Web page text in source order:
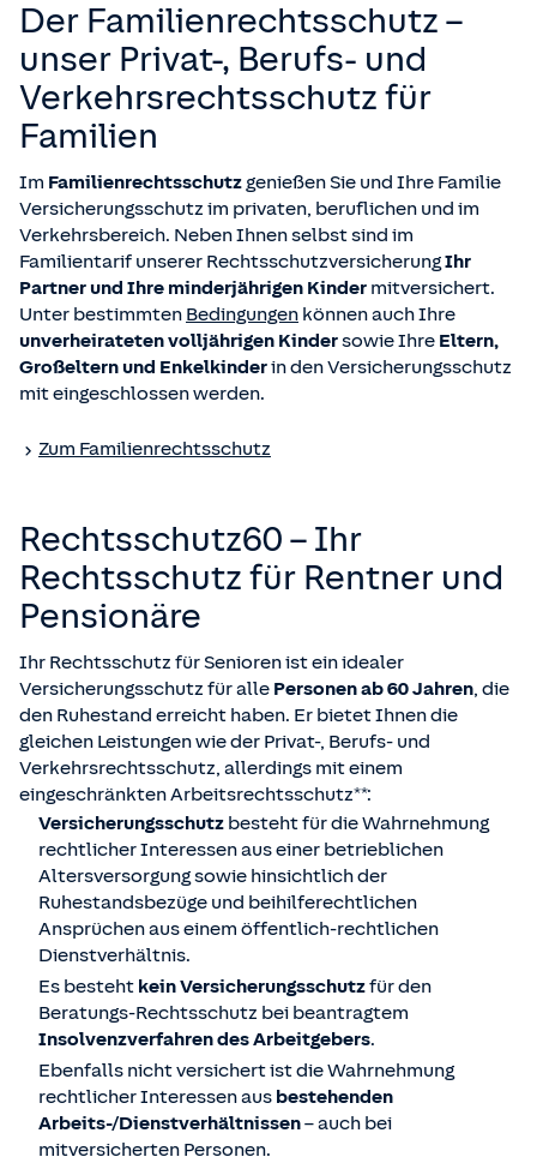
Der Familienrechtsschutz –
unser Privat-, Berufs- und
Verkehrsrechtsschutz für
Familien
Im Familienrechtsschutz genießen Sie und Ihre Familie
Versicherungsschutz im privaten, beruflichen und im
Verkehrsbereich. Neben Ihnen selbst sind im
Familientarif unserer RechtsschutzversicherungIhr
Partner und Ihre minderjährigen Kinder mitversichert.
Unter bestimmten Bedingungen können auch Ihre
unverheirateten volljährigen Kindersowie Ihre Eltern,
Großeltern und Enkelkinderin den Versicherungsschutz
mit eingeschlossen werden.
Zum Familienrechtsschutz
Rechtsschutz60 – Ihr
Rechtsschutz für Rentner und
Pensionäre
Ihr Rechtsschutz für Senioren ist ein idealer
Versicherungsschutz für alle Personen ab 60 Jahren, die
den Ruhestand erreicht haben. Er bietet Ihnen die
gleichen Leistungen wie der Privat-, Berufs- und
Verkehrsrechtsschutz, allerdings mit einem
eingeschränkten Arbeitsrechtsschutz**:
Versicherungsschutz besteht für die Wahrnehmung
rechtlicher Interessen aus einer betrieblichen
Altersversorgung sowie hinsichtlich der
Ruhestandsbezüge und beihilferechtlichen
Ansprüchen aus einem öffentlich-rechtlichen
Dienstverhältnis.
Es besteht kein Versicherungsschutzfür den
Beratungs-Rechtsschutz bei beantragtem
Insolvenzverfahren des Arbeitgebers.
Ebenfalls nicht versichert ist die Wahrnehmung
rechtlicher Interessen aus bestehenden
Arbeits-/Dienstverhältnissen– auch bei
mitversicherten Personen.